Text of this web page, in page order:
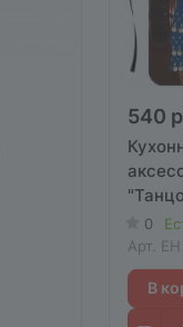
540
0
Арт.
В